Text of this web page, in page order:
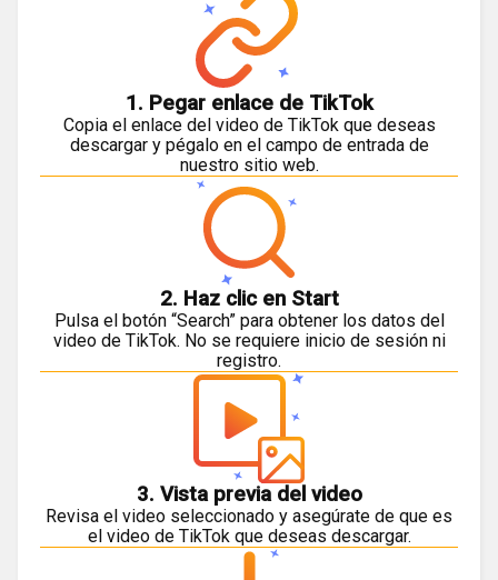
1. Pegar enlace de TikTok
Copia el enlace del video de TikTok que deseas
descargar y pégalo en el campo de entrada de
nuestro sitio web.
2. Haz clic en Start
Pulsa el botón “Search” para obtener los datos del
video de TikTok. No se requiere inicio de sesión ni
registro.
3. Vista previa del video
Revisa el video seleccionado y asegúrate de que es
el video de TikTok que deseas descargar.